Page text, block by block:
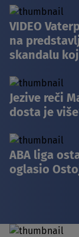
VIDEO
na
skandalu
Jezive reči
dosta je
ABA liga
oglasio